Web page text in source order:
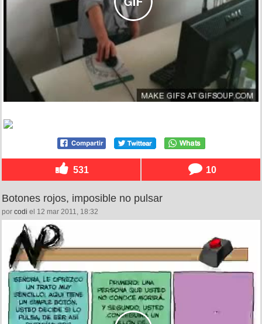
531 10
Botones rojos, imposible no pulsar
por codi el 12 mar 2011, 18:32